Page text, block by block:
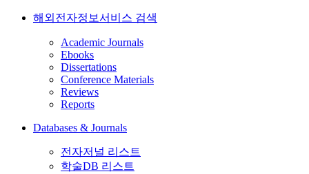
해외전자정보서비스 검색
Academic Journals
Ebooks
Dissertations
Conference Materials
Reviews
Reports
Databases & Journals
전자저널 리스트
학술DB 리스트